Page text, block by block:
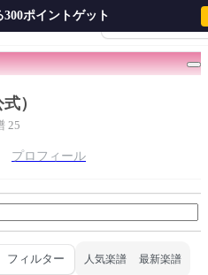
会員登録・ログイ
ポイントゲット
サクソフォン ドラム
）
25
プロフィール
フィルター 人気楽譜 最新楽譜